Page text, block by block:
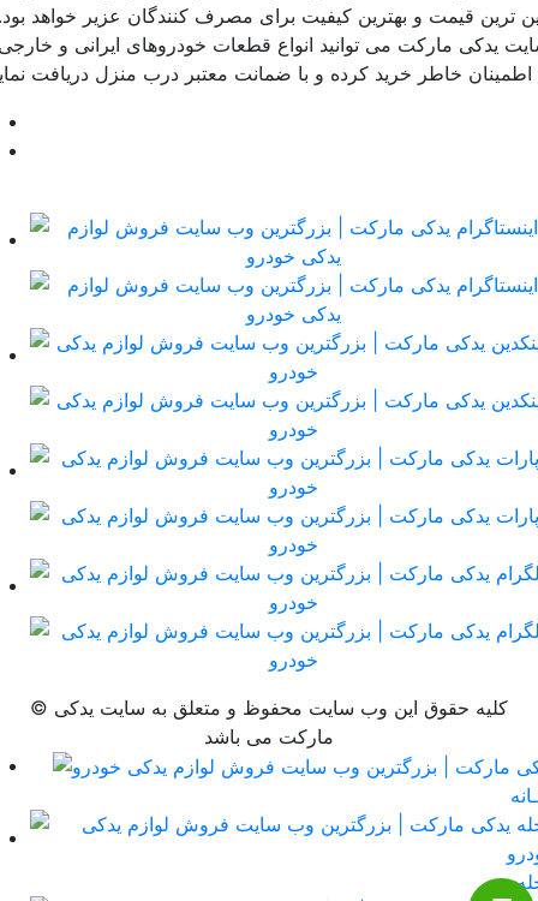
ترین قیمت و بهترین کیفیت برای مصرف کنندگان عزیر خواهد
یدکی مارکت می توانید انواع قطعات خودروهای ایرانی و
© کلیه حقوق این وب سایت محفوظ و متعلق به سایت یدکی
مارکت می باشد